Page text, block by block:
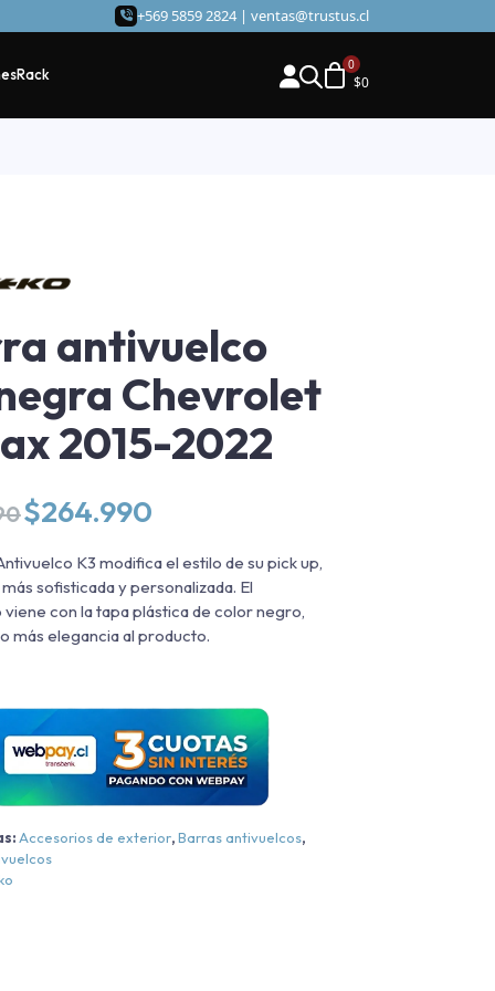
+569 5859 2824 | ventas@trustus.cl
Rack $0
antivuelco
Chevrolet
2015-2022
El
precio
original
era:
$319.990.
$264.990
actual
es:
$264.990.
K3 modifica el estilo de su pick up,
sofisticada y personalizada. El
con la tapa plástica de color negro,
más elegancia al producto.
Accesorios de exterior,Barras antivuelcos,